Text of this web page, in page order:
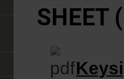
SHEET